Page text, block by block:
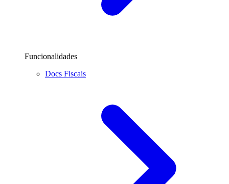
Funcionalidades
Docs Fiscais